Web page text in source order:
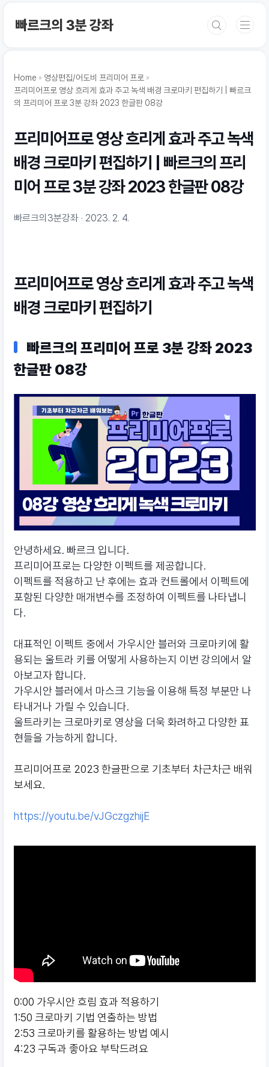
본문 바로가기
빠르크의 3분 강좌
Home
영상편집/어도비 프리미어 프로
프리미어프로 영상 흐리게 효과 주고 녹색 배경 크로마키 편집하기 | 빠르크
의 프리미어 프로 3분 강좌 2023 한글판 08강
프리미어프로 영상 흐리게 효과 주고 녹색
배경 크로마키 편집하기 | 빠르크의 프리
미어 프로 3분 강좌 2023 한글판 08강
빠르크의3분강좌 2023. 2. 4.
프리미어프로 영상 흐리게 효과 주고 녹색
배경 크로마키 편집하기
빠르크의 프리미어 프로 3분 강좌 2023
한글판 08강
안녕하세요. 빠르크 입니다.
프리미어프로는 다양한 이펙트를 제공합니다.
이펙트를 적용하고 난 후에는 효과 컨트롤에서 이펙트에
포함된 다양한 매개변수를 조정하여 이펙트를 나타냅니
다.
대표적인 이펙트 중에서 가우시안 블러와 크로마키에 활
용되는 울트라 키를 어떻게 사용하는지 이번 강의에서 알
아보고자 합니다.
가우시안 블러에서 마스크 기능을 이용해 특정 부분만 나
타내거나 가릴 수 있습니다.
울트라키는 크로마키로 영상을 더욱 화려하고 다양한 표
현들을 가능하게 합니다.
프리미어프로 2023 한글판으로 기초부터 차근차근 배워
보세요.
https://youtu.be/vJGczgzhijE
0:00 가우시안 흐림 효과 적용하기
1:50 크로마키 기법 연출하는 방법
2:53 크로마키를 활용하는 방법 예시
4:23 구독과 좋아요 부탁드려요